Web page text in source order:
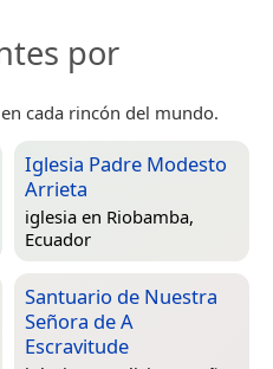
por
cada rincón del mundo.
Iglesia Padre Modesto
Arrieta
iglesia en Riobamba,
Ecuador
Santuario de Nuestra
Señora de A
Escravitude